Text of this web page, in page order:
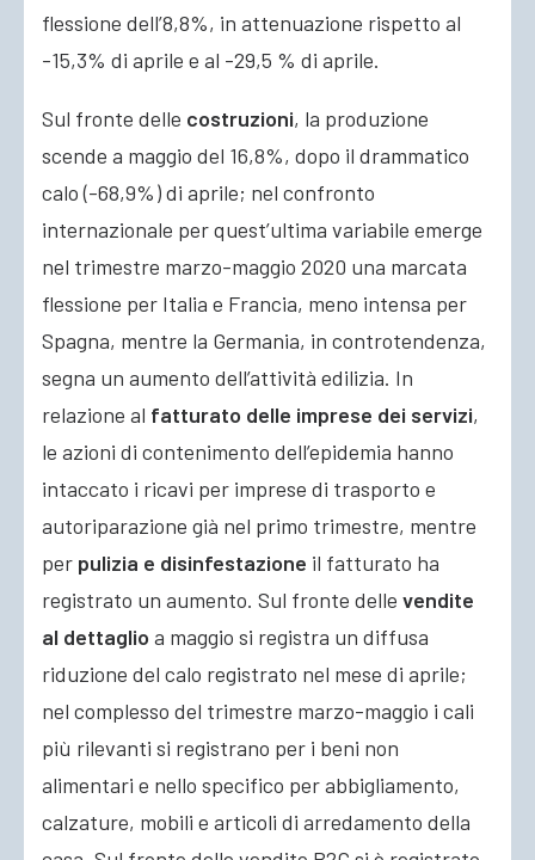
flessione dell’8,8%, in attenuazione rispetto al
-15,3% di aprile e al -29,5 % di aprile.
Sul fronte delle costruzioni, la produzione
scende a maggio del 16,8%, dopo il drammatico
calo (-68,9%) di aprile; nel confronto
internazionale per quest’ultima variabile emerge
nel trimestre marzo-maggio 2020 una marcata
flessione per Italia e Francia, meno intensa per
Spagna, mentre la Germania, in controtendenza,
segna un aumento dell’attività edilizia. In
relazione al fatturato delle imprese dei servizi,
le azioni di contenimento dell’epidemia hanno
intaccato i ricavi per imprese di trasporto e
autoriparazione già nel primo trimestre, mentre
per pulizia e disinfestazione il fatturato ha
registrato un aumento. Sul fronte delle vendite
al dettaglio a maggio si registra un diffusa
riduzione del calo registrato nel mese di aprile;
nel complesso del trimestre marzo-maggio i cali
più rilevanti si registrano per i beni non
alimentari e nello specifico per abbigliamento,
calzature, mobili e articoli di arredamento della